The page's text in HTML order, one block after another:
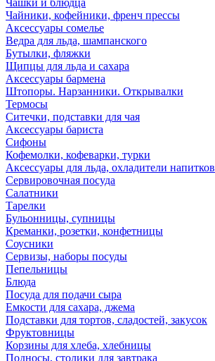
Чашки и блюдца
Чайники, кофейники, френч прессы
Аксессуары сомелье
Ведра для льда, шампанского
Бутылки, фляжки
Щипцы для льда и сахара
Аксессуары бармена
Штопоры. Нарзанники. Открывалки
Термосы
Ситечки, подставки для чая
Аксессуары бариста
Сифоны
Кофемолки, кофеварки, турки
Аксессуары для льда, охладители напитков
Сервировочная посуда
Салатники
Тарелки
Бульонницы, супницы
Креманки, розетки, конфетницы
Соусники
Сервизы, наборы посуды
Пепельницы
Блюда
Посуда для подачи сыра
Емкости для сахара, джема
Подставки для тортов, сладостей, закусок
Фруктовницы
Корзины для хлеба, хлебницы
Подносы, столики для завтрака